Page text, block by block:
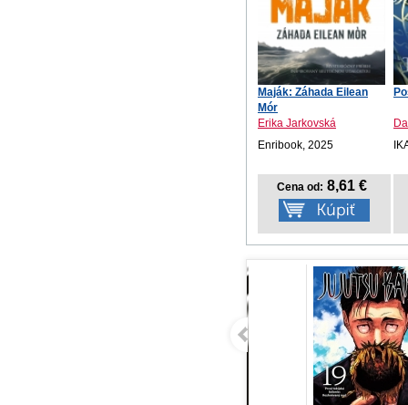
Maják: Záhada Eilean
Mór
Erika Jarkovská
Enribook, 2025
Cena od: 8,61 €